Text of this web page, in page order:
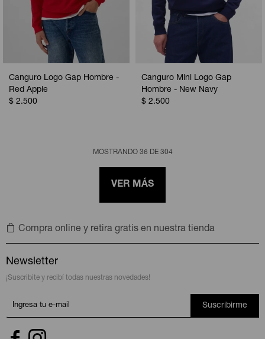
Canguro Logo Gap Hombre -
Red Apple
$ 2.500
Canguro Mini Logo Gap
Hombre - New Navy
$ 2.500
MOSTRANDO 36 DE 304
VER MÁS
Compra online y retira gratis en nuestra tienda
Newsletter
¡Suscribite y recibí todas nuestras novedades!
Suscribirme